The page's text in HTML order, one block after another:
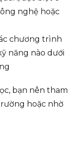
nghệ hoặc
chương trình
năng nào dưới
bạn nên tham
hoặc nhờ